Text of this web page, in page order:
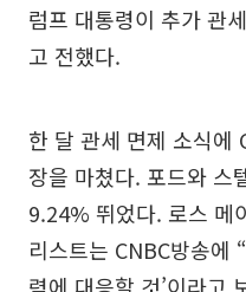
럼프 대통령이 추가 관
고 전했다.
한 달 관세 면제 소식에
장을 마쳤다. 포드와 스
9.24% 뛰었다. 로스 메
리스트는 CNBC방송에